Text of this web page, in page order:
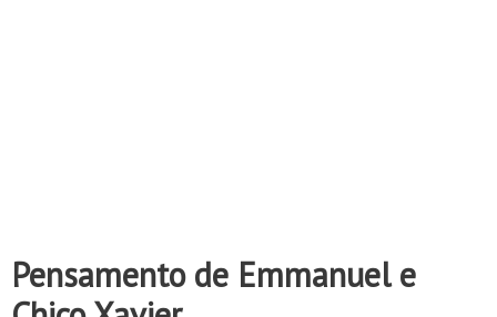
Pensamento de Emmanuel e